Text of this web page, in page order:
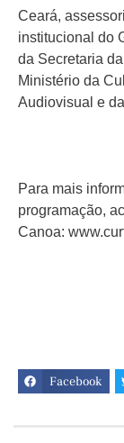
Ceará,
institucional do
da Secretaria
Ministério da
Audiovisual e
Para mais
programação,
Canoa:
Facebook